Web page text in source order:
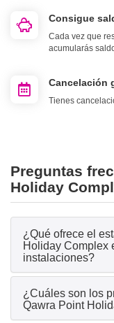
Consigue
Cada vez que
acumularás
Cancelación
Tienes
Preguntas
Holiday
¿Qué ofrece el
Holiday Complex
instalaciones?
¿Cuáles son los
Qawra Point